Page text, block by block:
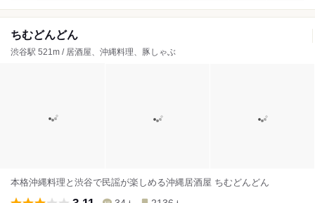
ちむどんどん
渋谷駅 521m / 居酒屋、沖縄料理、豚しゃぶ
本格沖縄料理と渋谷で民謡が楽しめる沖縄居酒屋 ちむどんどん